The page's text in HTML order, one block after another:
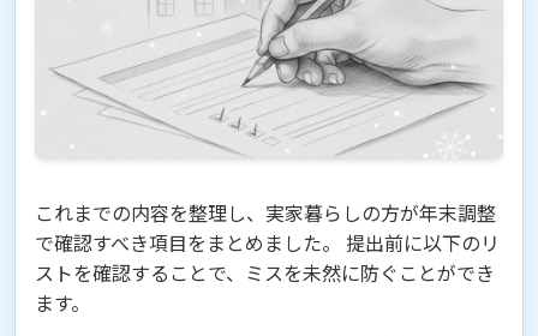
これまでの内容を整理し、実家暮らしの方が年末調整
で確認すべき項目をまとめました。 提出前に以下のリ
ストを確認することで、ミスを未然に防ぐことができ
ます。